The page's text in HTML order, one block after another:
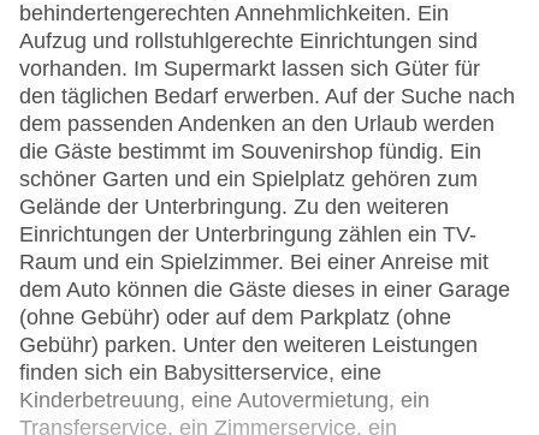
behindertengerechten Annehmlichkeiten. Ein
Aufzug und rollstuhlgerechte Einrichtungen sind
vorhanden. Im Supermarkt lassen sich Güter für
den täglichen Bedarf erwerben. Auf der Suche nach
dem passenden Andenken an den Urlaub werden
die Gäste bestimmt im Souvenirshop fündig. Ein
schöner Garten und ein Spielplatz gehören zum
Gelände der Unterbringung. Zu den weiteren
Einrichtungen der Unterbringung zählen ein TV-
Raum und ein Spielzimmer. Bei einer Anreise mit
dem Auto können die Gäste dieses in einer Garage
(ohne Gebühr) oder auf dem Parkplatz (ohne
Gebühr) parken. Unter den weiteren Leistungen
finden sich ein Babysitterservice, eine
Kinderbetreuung, eine Autovermietung, ein
Transferservice, ein Zimmerservice, ein